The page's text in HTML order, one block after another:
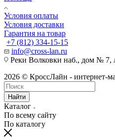
Условия оплаты
Условия доставки
Гарантия на товар
+7 (812) 334-15-15
info@cross-lan.ru
Реки Волковки наб., дом №
2026 © КроссЛайн - интернет-
Найти
Каталог
По всему сайту
По каталогу